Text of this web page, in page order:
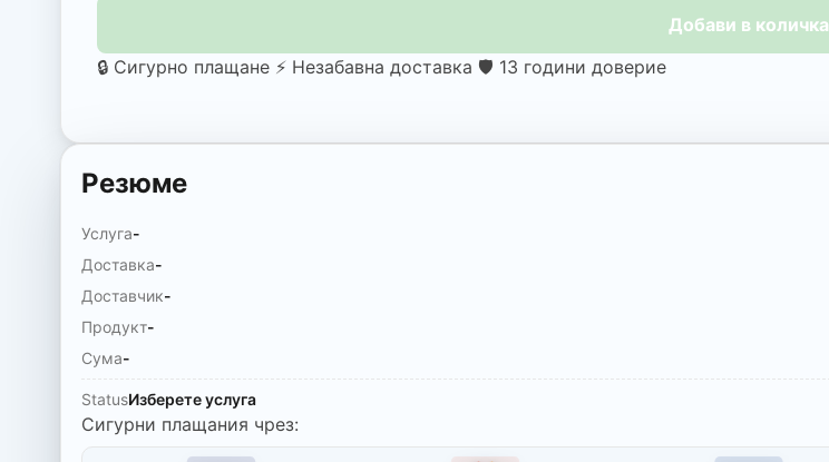
Добави в количка
🔒 Сигурно плащане ⚡ Незабавна доставка 🛡️ 13 години доверие
Резюме
Услуга-
Доставка-
Доставчик-
Продукт-
Сума-
StatusИзберете услуга
Сигурни плащания чрез: